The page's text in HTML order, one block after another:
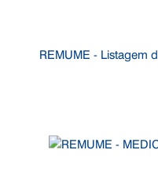
REMUME - Listagem